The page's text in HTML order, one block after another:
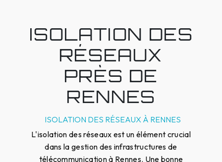
ISOLATION DES
RÉSEAUX
PRÈS DE
RENNES
ISOLATION DES RÉSEAUX À RENNES
L'isolation des réseaux est un élément crucial
dans la gestion des infrastructures de
télécommunication à Rennes. Une bonne